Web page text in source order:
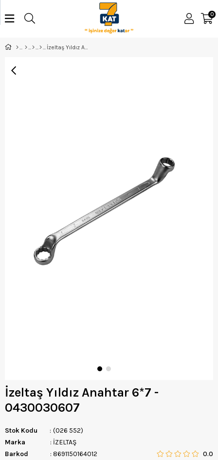
0
İzeltaş Yıldız Anahtar 6*7 -
0430030607
Stok Kodu
(026 552)
Marka
: İZELTAŞ
Barkod
: 8691150164012 0.0